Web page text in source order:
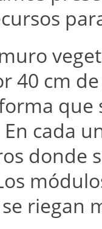
40 cm
cada
donde
riegan